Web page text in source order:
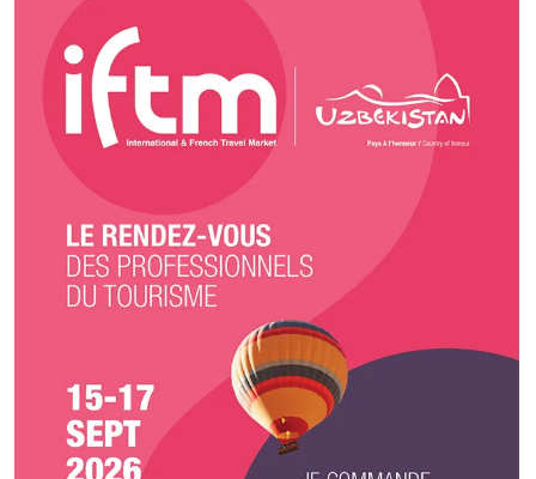
fabrications prévues.